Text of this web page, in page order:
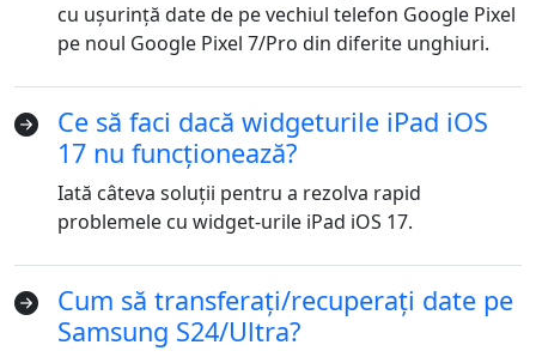
cu ușurință date de pe vechiul telefon Google Pixel
pe noul Google Pixel 7/Pro din diferite unghiuri.
Ce să faci dacă widgeturile iPad iOS
17 nu funcționează?
Iată câteva soluții pentru a rezolva rapid
problemele cu widget-urile iPad iOS 17.
Cum să transferați/recuperați date pe
Samsung S24/Ultra?
Comutator limbă